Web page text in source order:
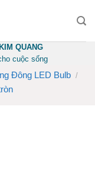
QUANG
cuộc sống
Đông LED Bulb /